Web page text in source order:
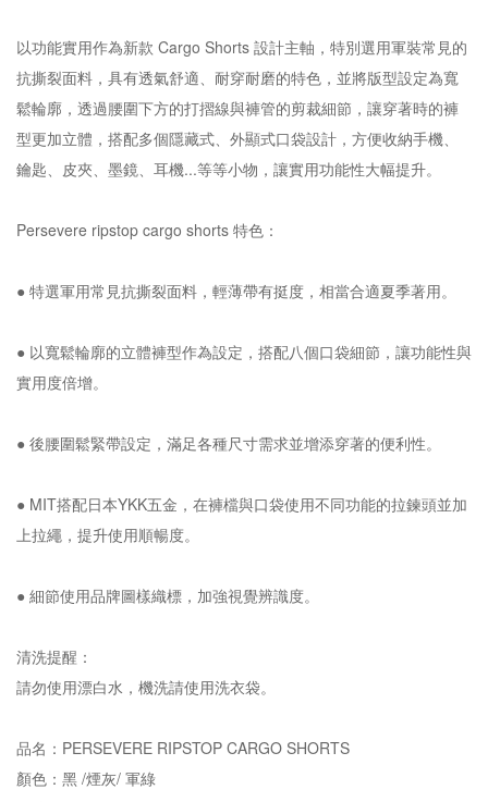
以功能實用作為新款 Cargo Shorts 設計主軸，特別選用軍裝常見的
抗撕裂面料，具有透氣舒適、耐穿耐磨的特色，並將版型設定為寬
鬆輪廓，透過腰圍下方的打摺線與褲管的剪裁細節，讓穿著時的褲
型更加立體，搭配多個隱藏式、外顯式口袋設計，方便收納手機、
鑰匙、皮夾、墨鏡、耳機...等等小物，讓實用功能性大幅提升。
Persevere ripstop cargo shorts 特色：
● 特選軍用常見抗撕裂面料，輕薄帶有挺度，相當合適夏季著用。
● 以寬鬆輪廓的立體褲型作為設定，搭配八個口袋細節，讓功能性與
實用度倍增。
● 後腰圍鬆緊帶設定，滿足各種尺寸需求並增添穿著的便利性。
● MIT搭配日本YKK五金，在褲檔與口袋使用不同功能的拉鍊頭並加
上拉繩，提升使用順暢度。
● 細節使用品牌圖樣織標，加強視覺辨識度。
清洗提醒：
請勿使用漂白水，機洗請使用洗衣袋。
品名：PERSEVERE RIPSTOP CARGO SHORTS
顏色：黑 /煙灰/ 軍綠